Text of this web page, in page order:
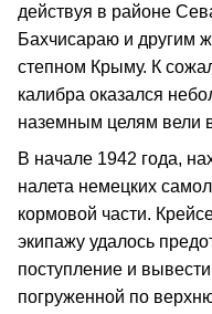
действуя в районе
Бахчисараю и другим
степном Крыму. К
калибра оказался
наземным целям вели
В начале 1942 года,
налета немецких
кормовой части.
экипажу удалось
поступление и
погруженной по